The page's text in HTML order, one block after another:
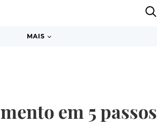
MAIS
em 5 passos